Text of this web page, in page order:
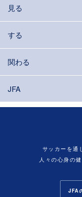
見る
する
関わる
JFA
サッカーを通
人々の心身の
JFA